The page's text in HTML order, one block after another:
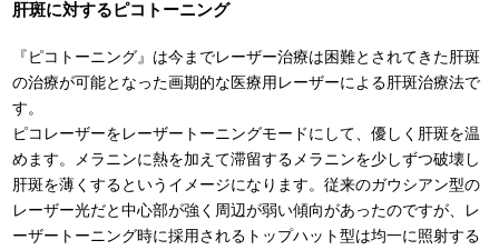
肝斑に対するピコトーニング
『ピコトーニング』は今までレーザー治療は困難とされてきた肝斑
の治療が可能となった画期的な医療用レーザーによる肝斑治療法で
す。
ピコレーザーをレーザートーニングモードにして、優しく肝斑を温
めます。メラニンに熱を加えて滞留するメラニンを少しずつ破壊し
肝斑を薄くするというイメージになります。従来のガウシアン型の
レーザー光だと中心部が強く周辺が弱い傾向があったのですが、レ
ーザートーニング時に採用されるトップハット型は均一に照射する